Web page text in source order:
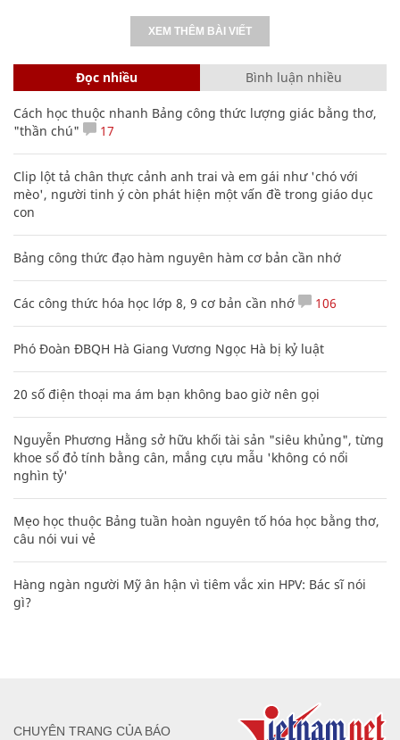
XEM THÊM BÀI VIẾT
Đọc nhiều Bình luận nhiều
Cách học thuộc nhanh Bảng công thức lượng giác bằng thơ,
"thần chú"
17
Clip lột tả chân thực cảnh anh trai và em gái như 'chó với
mèo', người tinh ý còn phát hiện một vấn đề trong giáo dục
con
Bảng công thức đạo hàm nguyên hàm cơ bản cần nhớ
Các công thức hóa học lớp 8, 9 cơ bản cần nhớ 106
Phó Đoàn ĐBQH Hà Giang Vương Ngọc Hà bị kỷ luật
20 số điện thoại ma ám bạn không bao giờ nên gọi
Nguyễn Phương Hằng sở hữu khối tài sản "siêu khủng", từng
khoe sổ đỏ tính bằng cân, mắng cựu mẫu 'không có nổi
nghìn tỷ'
Mẹo học thuộc Bảng tuần hoàn nguyên tố hóa học bằng thơ,
câu nói vui vẻ
Hàng ngàn người Mỹ ân hận vì tiêm vắc xin HPV: Bác sĩ nói
gì?
CHUYÊN TRANG CỦA BÁO